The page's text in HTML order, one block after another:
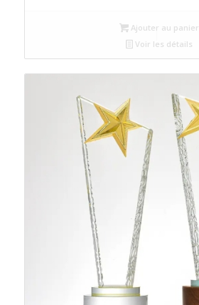
Ajouter au panier
Voir les détails